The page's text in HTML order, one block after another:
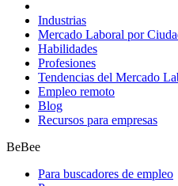
Industrias
Mercado Laboral por
Habilidades
Profesiones
Tendencias del Mercado
Empleo remoto
Blog
Recursos para empresas
BeBee
Para buscadores de empleo